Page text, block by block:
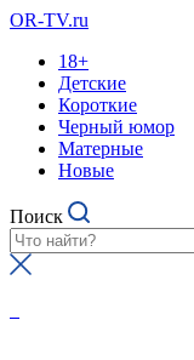
OR-TV.ru
18+
Детские
Короткие
Черный юмор
Матерные
Новые
Поиск